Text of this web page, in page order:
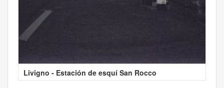
Livigno - Estación de esquí San Rocco